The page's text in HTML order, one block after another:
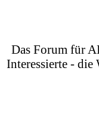
Das Forum für
Interessierte - die